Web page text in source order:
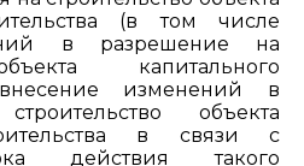
(в том числе
в разрешение на
капитального
изменений в
объекта
в связи с
действия такого